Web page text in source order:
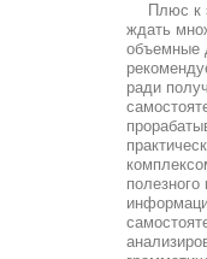
Плюс к
ждать
объемные
ради